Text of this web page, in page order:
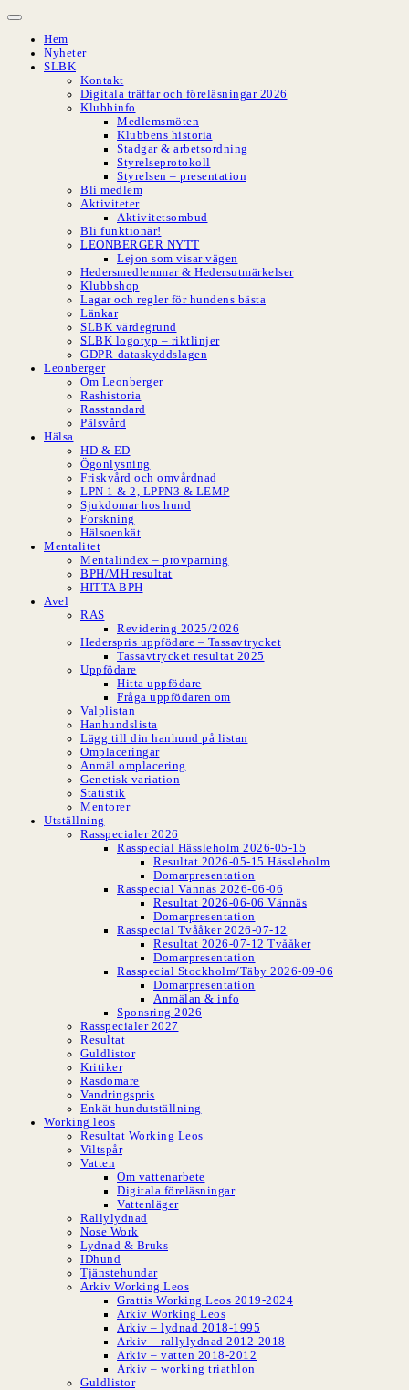
Hoppa
innehåll
Hem
Nyheter
SLBK
Kontakt
Digitala träffar och föreläsningar 2026
Klubbinfo
Medlemsmöten
Klubbens historia
Stadgar & arbetsordning
Styrelseprotokoll
Styrelsen – presentation
Bli medlem
Aktiviteter
Aktivitetsombud
Bli funktionär!
LEONBERGER NYTT
Lejon som visar vägen
Hedersmedlemmar & Hedersutmärkelser
Klubbshop
Lagar och regler för hundens bästa
Länkar
SLBK värdegrund
SLBK logotyp – riktlinjer
GDPR-dataskyddslagen
Leonberger
Om Leonberger
Rashistoria
Rasstandard
Pälsvård
Hälsa
HD & ED
Ögonlysning
Friskvård och omvårdnad
LPN 1 & 2, LPPN3 & LEMP
Sjukdomar hos hund
Forskning
Hälsoenkät
Mentalitet
Mentalindex – provparning
BPH/MH resultat
HITTA BPH
Avel
RAS
Revidering 2025/2026
Hederspris uppfödare – Tassavtrycket
Tassavtrycket resultat 2025
Uppfödare
Hitta uppfödare
Fråga uppfödaren om
Valplistan
Hanhundslista
Lägg till din hanhund på listan
Omplaceringar
Anmäl omplacering
Genetisk variation
Statistik
Mentorer
Utställning
Rasspecialer 2026
Rasspecial Hässleholm 2026-05-15
Resultat 2026-05-15 Hässleholm
Domarpresentation
Rasspecial Vännäs 2026-06-06
Resultat 2026-06-06 Vännäs
Domarpresentation
Rasspecial Tvååker 2026-07-12
Resultat 2026-07-12 Tvååker
Domarpresentation
Rasspecial Stockholm/Täby 2026-09-06
Domarpresentation
Anmälan & info
Sponsring 2026
Rasspecialer 2027
Resultat
Guldlistor
Kritiker
Rasdomare
Vandringspris
Enkät hundutställning
Working leos
Resultat Working Leos
Viltspår
Vatten
Om vattenarbete
Digitala föreläsningar
Vattenläger
Rallylydnad
Nose Work
Lydnad & Bruks
IDhund
Tjänstehundar
Arkiv Working Leos
Grattis Working Leos 2019-2024
Arkiv Working Leos
Arkiv – lydnad 2018-1995
Arkiv – rallylydnad 2012-2018
Arkiv – vatten 2018-2012
Arkiv – working triathlon
Guldlistor